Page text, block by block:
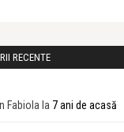
RECENTE
Fabiola la 7 ani de acasă